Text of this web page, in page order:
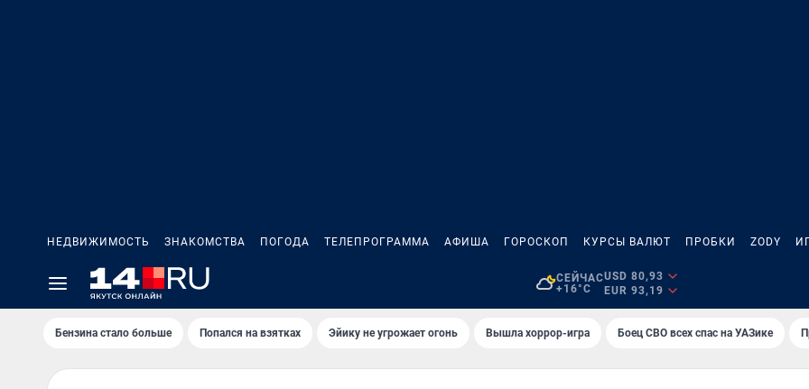
НЕДВИЖИМОСТЬ ЗНАКОМСТВА ПОГОДА ТЕЛЕПРОГРАММА АФИША ГОРОСКОП КУРСЫ ВАЛЮТ ПРОБКИ ZODY
СЕЙЧАС
+16°C
USD 80,93
EUR 93,19
Бензина стало больше Попался на взятках Эйику не угрожает огонь Вышла хоррор-игра Боец СВО всех спас на УАЗике